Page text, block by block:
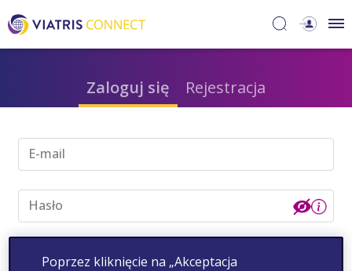
Zaloguj się Rejestracja
E-mail
Hasło
Poprzez kliknięcie na „Akceptacja